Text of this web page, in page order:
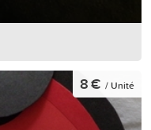
8 € / Unité